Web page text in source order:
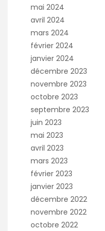
mai 2024
avril 2024
mars 2024
février 2024
janvier 2024
décembre 2023
novembre 2023
octobre 2023
septembre 2023
juin 2023
mai 2023
avril 2023
mars 2023
février 2023
janvier 2023
décembre 2022
novembre 2022
octobre 2022